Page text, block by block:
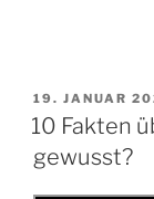
AM
19. JANUAR
10 Fakten
gewusst?